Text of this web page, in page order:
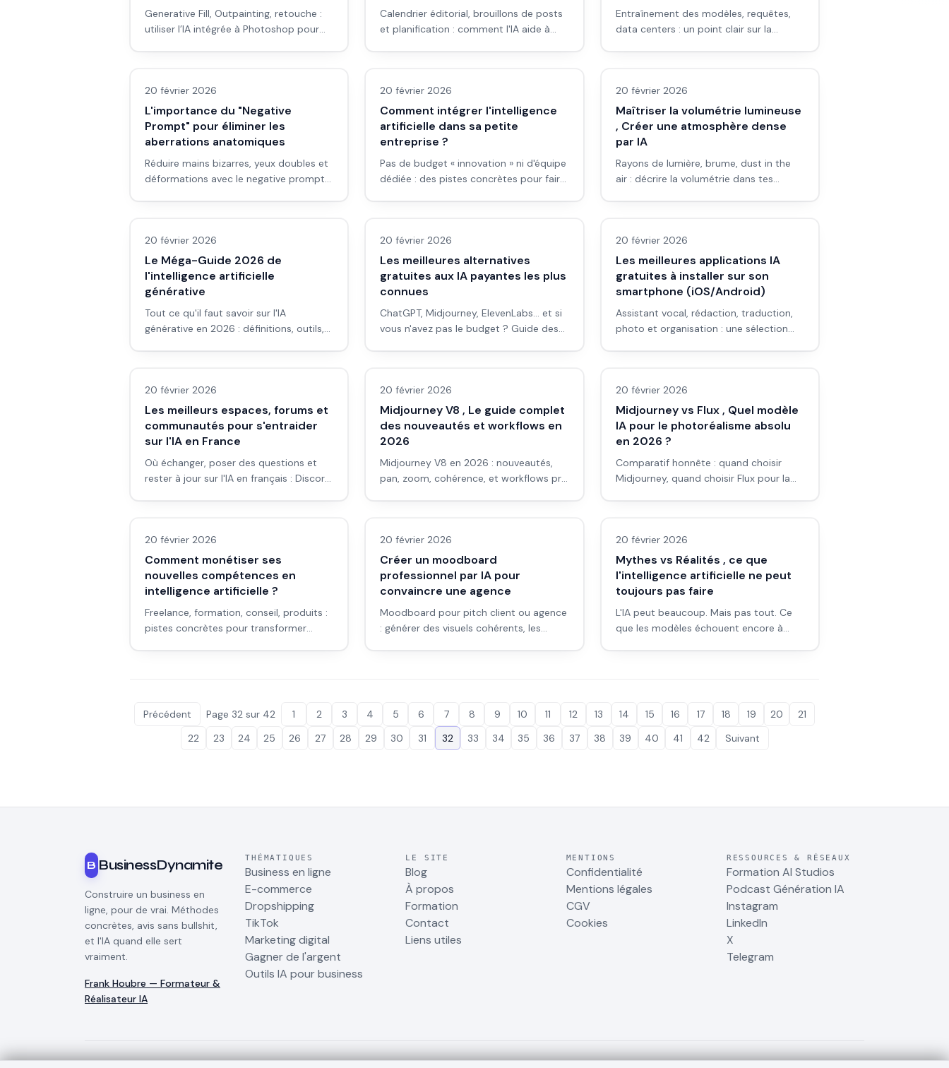
Generative Fill, Outpainting, retouche :
utiliser l’IA intégrée à Photoshop pour
Calendrier éditorial, brouillons de posts
et planification : comment l'IA aide à
Entraînement des modèles, requêtes,
data centers : un point clair sur la
Images IA
20 février 2026
L'importance du "Negative
Prompt" pour éliminer les
aberrations anatomiques
Réduire mains bizarres, yeux doubles et
déformations avec le negative prompt :
LLM & fondamentaux IA
20 février 2026
Comment intégrer l'intelligence
artificielle dans sa petite
entreprise ?
Pas de budget « innovation » ni d'équipe
dédiée : des pistes concrètes pour faire
Images IA
20 février 2026
Maîtriser la volumétrie lumineuse
, Créer une atmosphère dense
par IA
Rayons de lumière, brume, dust in the
air : décrire la volumétrie dans tes
LLM & fondamentaux IA
20 février 2026
Le Méga-Guide 2026 de
l'intelligence artificielle
générative
Tout ce qu'il faut savoir sur l'IA
générative en 2026 : définitions, outils,
comme un pro.
LLM & fondamentaux IA
20 février 2026
Les meilleures alternatives
gratuites aux IA payantes les plus
connues
ChatGPT, Midjourney, ElevenLabs… et si
vous n'avez pas le budget ? Guide des
LLM & fondamentaux IA
20 février 2026
Les meilleures applications IA
gratuites à installer sur son
smartphone (iOS/Android)
Assistant vocal, rédaction, traduction,
photo et organisation : une sélection
LLM & fondamentaux IA
20 février 2026
Les meilleurs espaces, forums et
communautés pour s'entraider
sur l'IA en France
Où échanger, poser des questions et
rester à jour sur l'IA en français : Discord,
Images IA
20 février 2026
Midjourney V8 , Le guide complet
des nouveautés et workflows en
2026
Midjourney V8 en 2026 : nouveautés,
pan, zoom, cohérence, et workflows pro
Images IA
20 février 2026
Midjourney vs Flux , Quel modèle
IA pour le photoréalisme absolu
en 2026 ?
Comparatif honnête : quand choisir
Midjourney, quand choisir Flux pour la
LLM & fondamentaux IA
20 février 2026
Comment monétiser ses
nouvelles compétences en
intelligence artificielle ?
Freelance, formation, conseil, produits :
pistes concrètes pour transformer
Images IA
20 février 2026
Créer un moodboard
professionnel par IA pour
convaincre une agence
Moodboard pour pitch client ou agence
: générer des visuels cohérents, les
LLM & fondamentaux IA
20 février 2026
Mythes vs Réalités , ce que
l'intelligence artificielle ne peut
toujours pas faire
L'IA peut beaucoup. Mais pas tout. Ce
que les modèles échouent encore à
Précédent Page 32 sur 42 1 2 3 4 5 6 7 8 9 10 11 12 13 14 15 16 17 18 19 20
21
22
23 24 25 26 27 28 29 30 31 32 33 34 35 36 37 38 39 40 41 42 Suivant
B BusinessDynamite
Construire un business en
ligne, pour de vrai. Méthodes
concrètes, avis sans bullshit,
et l'IA quand elle sert
vraiment.
Frank Houbre — Formateur &
Réalisateur IA
THÉMATIQUES
Business en ligne
E-commerce
Dropshipping
TikTok
Marketing digital
Gagner de l'argent
Outils IA pour business
LE SITE
Blog
À propos
Formation
Contact
Liens utiles
MENTIONS
Confidentialité
Mentions légales
CGV
Cookies
RESSOURCES & RÉSEAUX
Formation AI Studios
Podcast Génération IA
Instagram
LinkedIn
X
Telegram